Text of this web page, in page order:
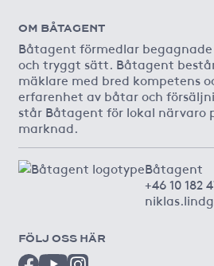
OM BÅTAGENT
Båtagent förmedlar
och tryggt sätt. Båtagent
mäklare med bred kompetens
erfarenhet av båtar och
står Båtagent för lokal närvaro
marknad.
Båtagent
+46 10 182
FÖLJ OSS HÄR